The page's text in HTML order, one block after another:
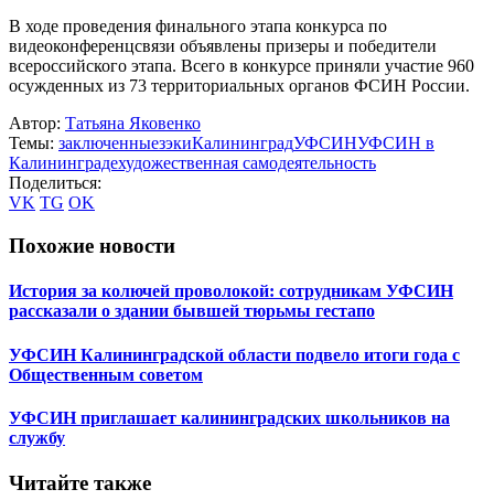
В ходе проведения финального этапа конкурса по
видеоконференцсвязи объявлены призеры и победители
всероссийского этапа. Всего в конкурсе приняли участие 960
осужденных из 73 территориальных органов ФСИН России.
Автор: Татьяна Яковенко
Темы: заключенныезэкиКалининградУФСИНУФСИН в
Калининградехудожественная самодеятельность
Поделиться:
VK TG OK
Похожие новости
История за колючей проволокой: сотрудникам УФСИН
рассказали о здании бывшей тюрьмы гестапо
УФСИН Калининградской области подвело итоги года с
Общественным советом
УФСИН приглашает калининградских школьников на
службу
Читайте также